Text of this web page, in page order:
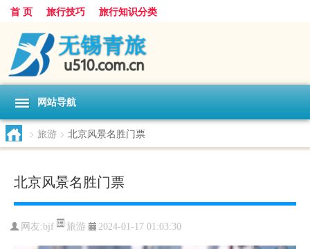
首 页 旅行技巧 旅行知识分类
网站导航
> 旅游 > 北京风景名胜门票
北京风景名胜门票
网友:bjf 旅游 2024-01-17 01:03:30